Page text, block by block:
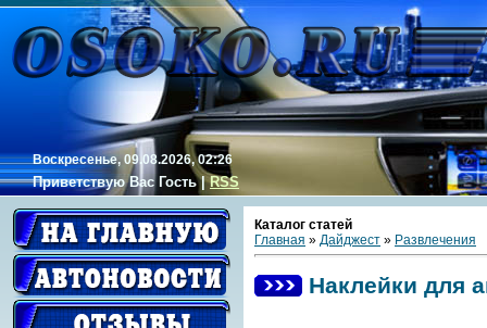
Воскресенье, 09.08.2026, 02:26
Приветствую Вас Гость|RSS
Каталог статей
Главная » Дайджест » Развлечения
Наклейки для